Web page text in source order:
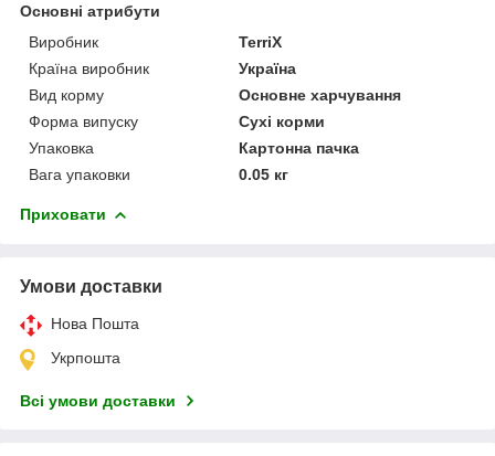
Основні атрибути
Виробник
TerriX
Країна виробник
Україна
Вид корму
Основне харчування
Форма випуску
Сухі корми
Упаковка
Картонна пачка
Вага упаковки
0.05 кг
Приховати
Умови доставки
Нова Пошта
Укрпошта
Всі умови доставки